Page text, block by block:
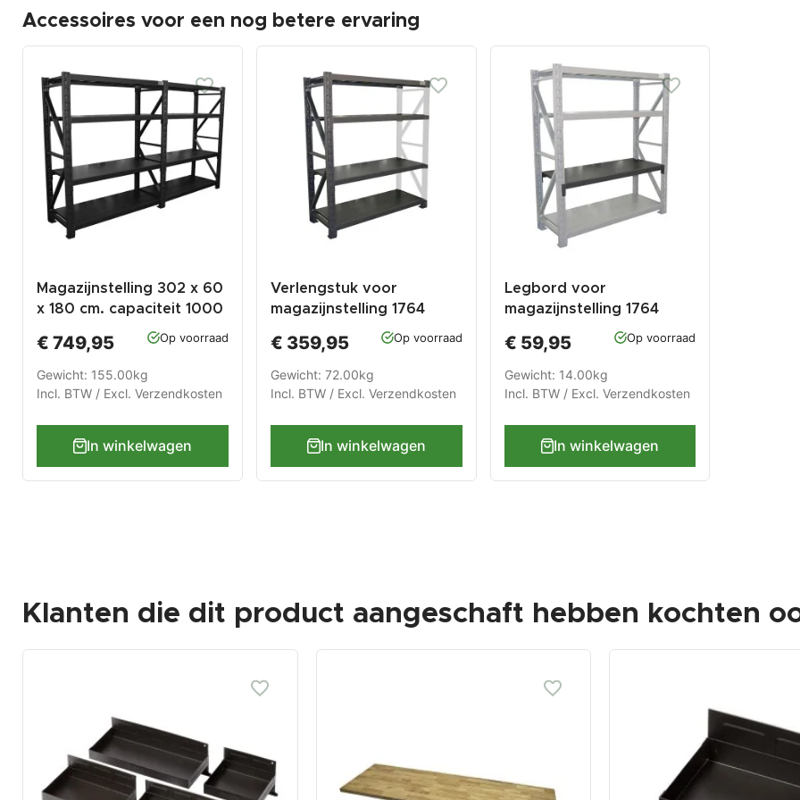
Accessoires voor een nog betere ervaring
Magazijnstelling 302 x 60
x 180 cm. capaciteit 1000
€ 749,95 Op voorraad
Gewicht: 155.00kg
Incl. BTW / Excl. Verzendkosten
In winkelwagen
Verlengstuk voor
magazijnstelling 1764
€ 359,95 Op voorraad
Gewicht: 72.00kg
Incl. BTW / Excl. Verzendkosten
In winkelwagen
Legbord voor
magazijnstelling 1764
€ 59,95 Op voorraad
Gewicht: 14.00kg
Incl. BTW / Excl. Verzendkosten
In winkelwagen
Klanten die dit product aangeschaft hebben kochten